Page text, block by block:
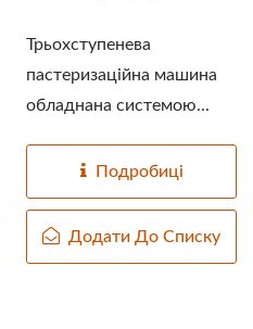
Трьохступенева
пастеризаційна машина
обладнана системою...
Подробиці
Додати До Списку